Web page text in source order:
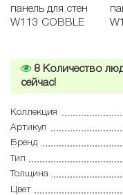
8 Количество
сейчас!
Коллекция
Артикул
Бренд
Тип
Толщина
Цвет